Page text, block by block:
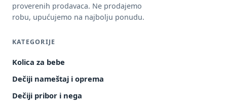
proverenih prodavaca. Ne prodajemo
robu, upućujemo na najbolju ponudu.
KATEGORIJE
Kolica za bebe
Dečiji nameštaj i oprema
Dečiji pribor i nega